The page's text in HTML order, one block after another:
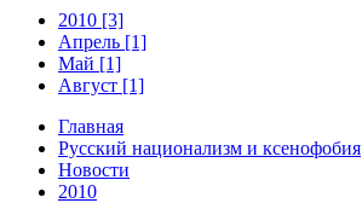
2010 [3]
Апрель [1]
Май [1]
Август [1]
Главная
Русский национализм и ксенофобия
Новости
2010